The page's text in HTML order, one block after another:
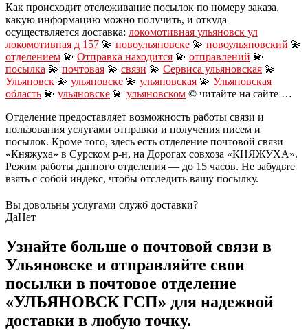
Как происходит отслеживание посылок по номеру заказа,
какую информацию можно получить, и откуда
осуществляется доставка: локомотивная ульяновск ул
локомотивная д 157 💫 новоульяновске 💫 новоульяновский 💫
отделением 💫 Отправка находится 💫 отправлений 💫
посылка 💫 почтовая 💫 связи 💫 Сервиса ульяновская 💫
Ульяновск 💫 ульяновскe 💫 ульяновская 💫 Ульяновская
область 💫 ульяновске 💫 ульяновском © читайте на сайте …
Отделение предоставляет возможность работы связи и
пользования услугами отправки и получения писем и
посылок. Кроме того, здесь есть отделение почтовой связи
«Княжуха» в Сурском р-н, на Дорогах совхоза «КНЯЖУХА».
Режим работы данного отделения — до 15 часов. Не забудьте
взять с собой индекс, чтобы отследить вашу посылку.
Вы довольны услугами служб доставки?
ДаНет
Узнайте больше о почтовой связи в
Ульяновске и отправляйте свои
посылки в почтовое отделение
«УЛЬЯНОВСК ГСП» для надежной
доставки в любую точку.